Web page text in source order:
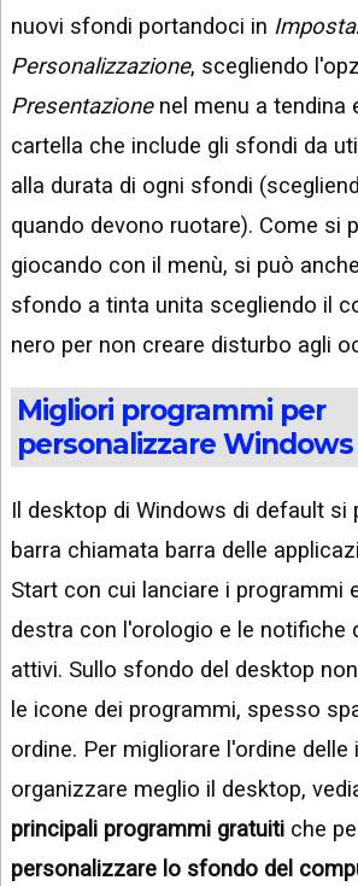
nuovi sfondi portandoci in
Personalizzazione, scegliendo
Presentazionenel menu a tendina
cartella che include gli sfondi da
alla durata di ogni sfondi
quando devono ruotare). Come si
giocando con il menù, si può
sfondo a tinta unita scegliendo il
nero per non creare disturbo agli
Migliori programmi per
personalizzare Windows
Il desktop di Windows di default si
barra chiamata barra delle
Start con cui lanciare i programmi
destra con l'orologio e le notifiche
attivi. Sullo sfondo del desktop
le icone dei programmi, spesso
ordine. Per migliorare l'ordine delle
organizzare meglio il desktop,
principali programmi gratuiti che
personalizzare lo sfondo del